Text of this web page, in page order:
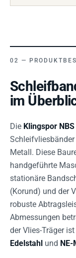
im
Die Klingspor
Metall. Diese
handgeführte
stationäre
(Korund) und der
robuste
Abmessungen
der Vlies-Träger
Edelstahl und NE-